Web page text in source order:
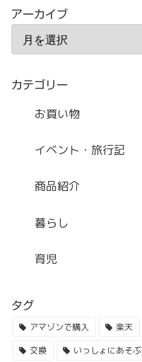
アーカイブ
カテゴリー
お買い物
イベント・旅行記
商品紹介
暮らし
育児
タグ
アマゾンで購入 楽天
交換
いっしょにあそぶ